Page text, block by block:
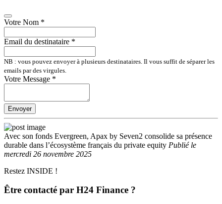
Votre Nom *
Email du destinataire *
NB : vous pouvez envoyer à plusieurs destinataires. Il vous suffit de séparer les
emails par des virgules.
Votre Message *
Envoyer
Avec son fonds Evergreen, Apax by Seven2 consolide sa présence
durable dans l’écosystème français du private equity Publiéle
mercredi 26 novembre 2025
Restez INSIDE !
Être contacté par H24 Finance ?